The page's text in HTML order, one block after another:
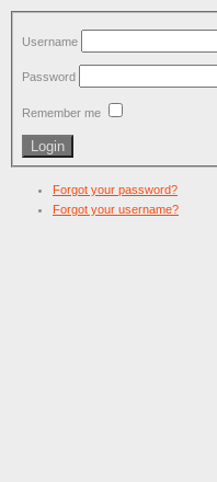
Username
Password
Remember me
Forgot your password?
Forgot your username?